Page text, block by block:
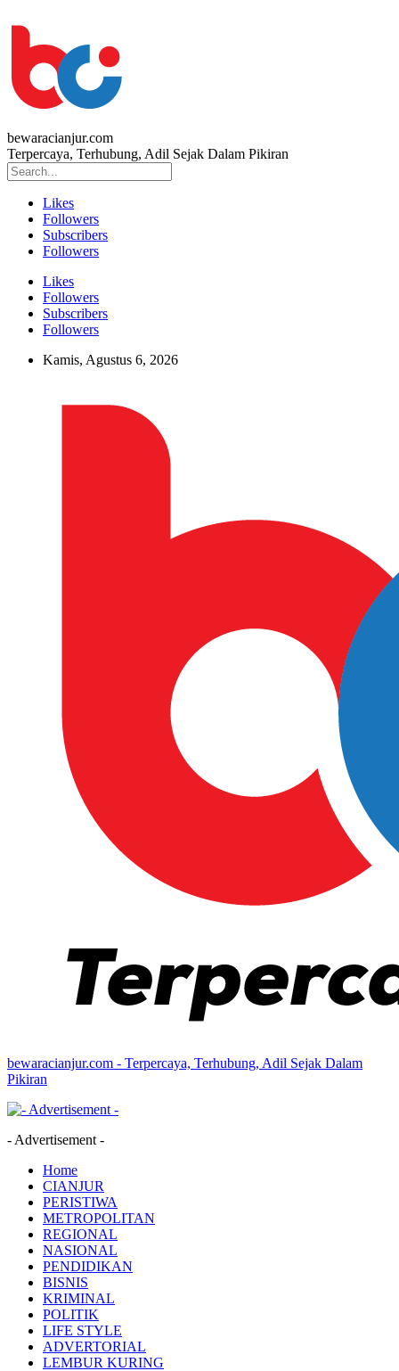
bewaracianjur.com
Terpercaya, Terhubung, Adil Sejak Dalam Pikiran
Likes
Followers
Subscribers
Followers
Likes
Followers
Subscribers
Followers
Kamis, Agustus 6, 2026
bewaracianjur.com - Terpercaya, Terhubung, Adil Sejak Dalam
Pikiran
- Advertisement -
Home
CIANJUR
PERISTIWA
METROPOLITAN
REGIONAL
NASIONAL
PENDIDIKAN
BISNIS
KRIMINAL
POLITIK
LIFE STYLE
ADVERTORIAL
LEMBUR KURING